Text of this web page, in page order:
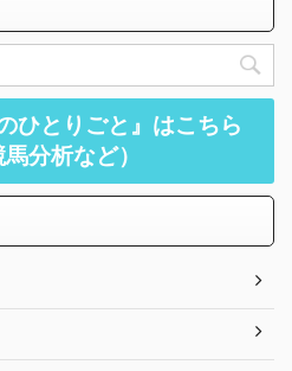
ひとりごと』はこちら
分析など）